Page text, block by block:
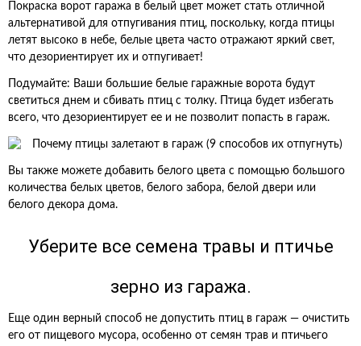
Покраска ворот гаража в белый цвет может стать отличной
альтернативой для отпугивания птиц, поскольку, когда птицы
летят высоко в небе, белые цвета часто отражают яркий свет,
что дезориентирует их и отпугивает!
Подумайте: Ваши большие белые гаражные ворота будут
светиться днем и сбивать птиц с толку. Птица будет избегать
всего, что дезориентирует ее и не позволит попасть в гараж.
Вы также можете добавить белого цвета с помощью большого
количества белых цветов, белого забора, белой двери или
белого декора дома.
Уберите все семена травы и птичье
зерно из гаража.
Еще один верный способ не допустить птиц в гараж — очистить
его от пищевого мусора, особенно от семян трав и птичьего